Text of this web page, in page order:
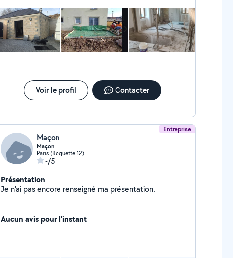
HABITE 78..et moi 77.. J'attends la réaction de Allo voisins
Voir le profil Contacter
Entreprise
Maçon
Maçon
Paris (Roquette 12)
-/5
Présentation
Je n'ai pas encore renseigné ma présentation.
Aucun avis pour l'instant